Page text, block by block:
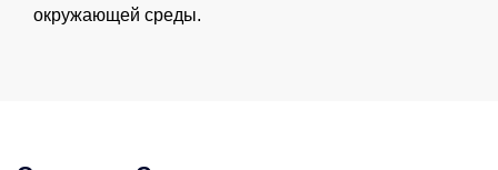
окружающей среды.